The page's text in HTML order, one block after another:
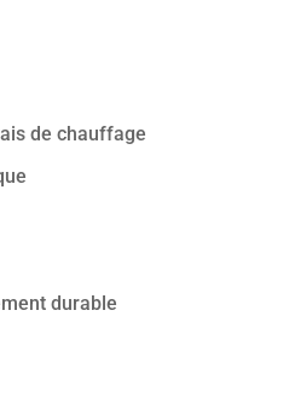
de chauffage
durable